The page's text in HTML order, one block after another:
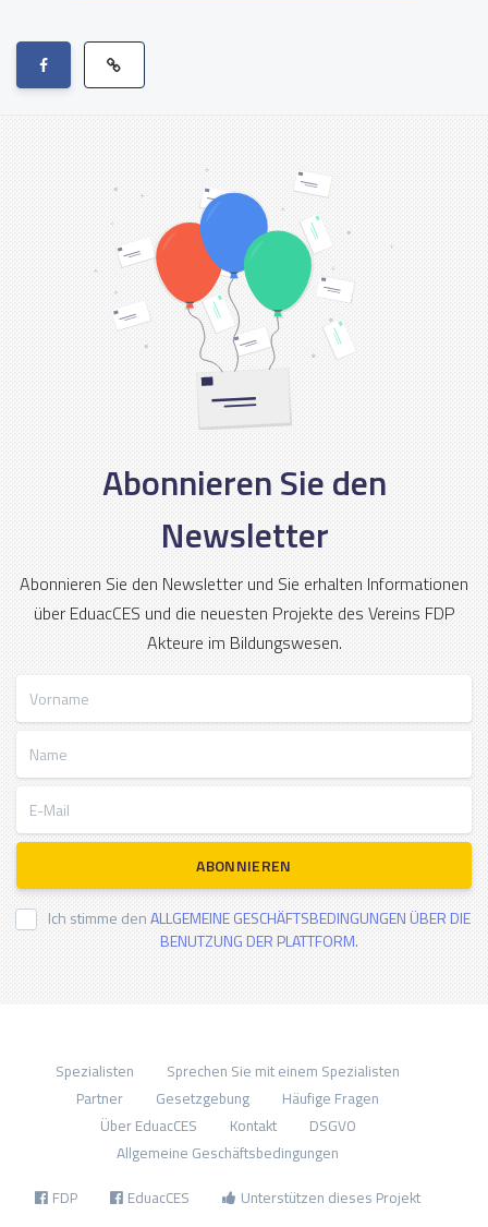
Abonnieren Sie den
Newsletter
Abonnieren Sie den Newsletter und Sie erhalten Informationen
über EduacCES und die neuesten Projekte des Vereins FDP
Akteure im Bildungswesen.
ABONNIEREN
Ich stimme denALLGEMEINE GESCHÄFTSBEDINGUNGEN ÜBER DIE
BENUTZUNG DER PLATTFORM.
Spezialisten
Sprechen Sie mit einem Spezialisten
Partner
Gesetzgebung
Häufige Fragen
Über EduacCES
Kontakt
DSGVO
Allgemeine Geschäftsbedingungen
FDP EduacCES Unterstützen dieses Projekt